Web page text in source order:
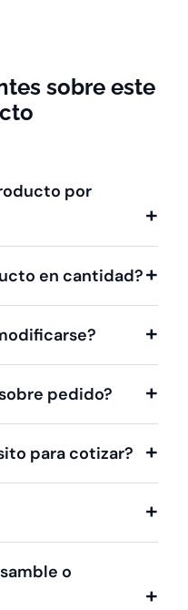
sobre este
por
en cantidad?
pedido?
para cotizar?
o